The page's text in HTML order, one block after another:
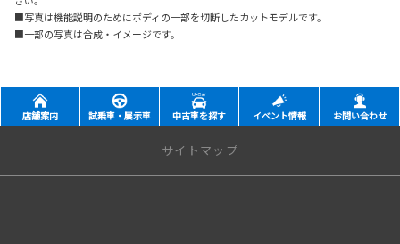
■写真は機能説明のためにボディの一部を切断したカットモデルです。
■一部の写真は合成・イメージです。
店舗案内 試乗車・展示車 中古車を探す イベント情報 お問い合わせ
サイトマップ